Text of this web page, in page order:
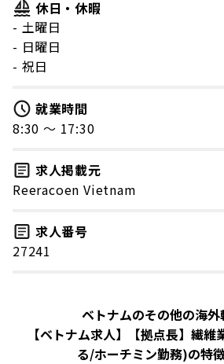
休日・休暇
- 土曜日
- 日曜日
- 祝日
就業時間
8:30 〜 17:30
求人掲載元
Reeracoen Vietnam
求人番号
27241
ベトナムのその他の海外
【ベトナム求人】【拠点長】繊
る/ホーチミン勤務)の特